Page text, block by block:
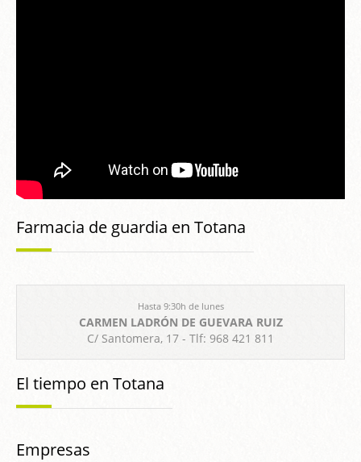
Empresas
Farmacia de guardia en Totana
Hasta 9:30h de lunes
CARMEN LADRÓN DE GUEVARA RUIZ
C/ Santomera, 17 - Tlf: 968 421 811
El tiempo en Totana